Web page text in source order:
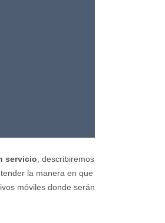
servicio, describiremos
la manera en que
móviles donde serán